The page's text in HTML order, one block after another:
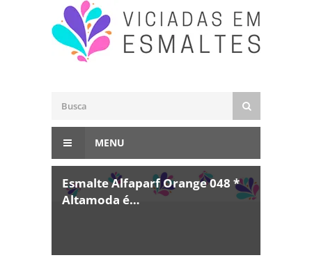
MENU
Esmalte Alfaparf Orange 048 *
Altamoda é…